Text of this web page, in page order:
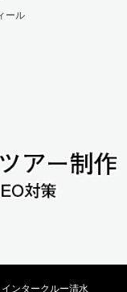
ール
ンタークルー清水